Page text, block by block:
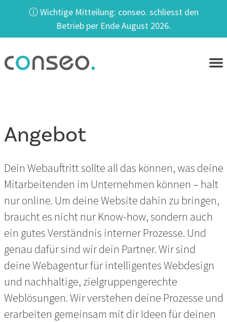
Angebot
Dein Webauftritt sollte all das können, was deine
Mitarbeitenden im Unternehmen können – halt
nur online. Um deine Website dahin zu bringen,
braucht es nicht nur Know-how, sondern auch
ein gutes Verständnis interner Prozesse. Und
genau dafür sind wir dein Partner. Wir sind
deine Webagentur für intelligentes Webdesign
und nachhaltige, zielgruppengerechte
Weblösungen. Wir verstehen deine Prozesse und
erarbeiten gemeinsam mit dir Ideen für deinen
ⓘ Wichtige Mitteilung: conseo. schliesst den
Betrieb per Ende August 2026.